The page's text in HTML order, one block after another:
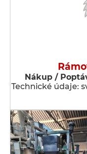
Nákup /
Technické údaje: